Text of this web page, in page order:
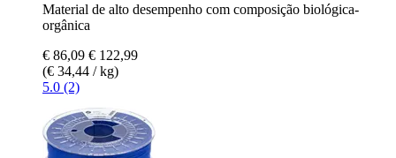
Material de alto desempenho com composição biológica-
orgânica
€ 86,09 € 122,99
(€ 34,44 / kg)
5.0 (2)